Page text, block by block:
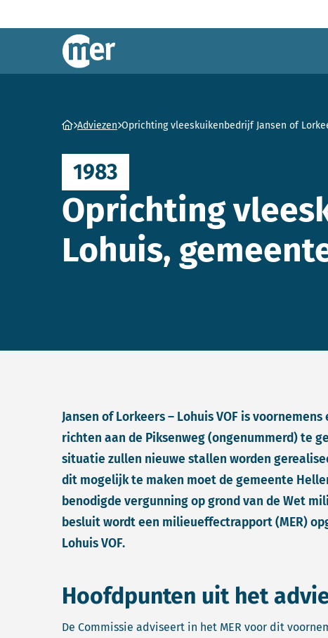
Commissie mer
Ga naar homepage
Adviezen Oprichting vleeskuikenbedrijf Jansen of
1983
Oprichting
Lohuis,
Jansen of Lorkeers – Lohuis VOF is
richten aan de Piksenweg (ongenummerd) te
situatie zullen nieuwe stallen worden
dit mogelijk te maken moet de gemeente
benodigde vergunning op grond van de Wet
besluit wordt een milieueffectrapport (MER)
Lohuis VOF.
Hoofdpunten uit het
De Commissie adviseert in het MER voor dit